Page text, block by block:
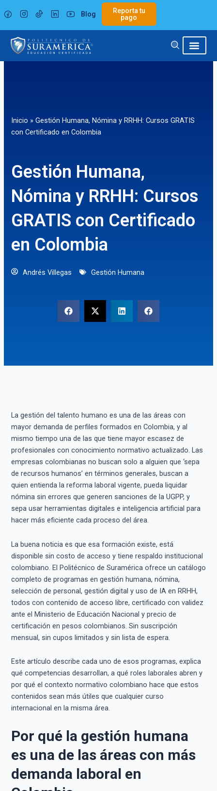
al
contenido
Blog
Reporta tu
pago
Inicio » Gestión Humana, Nómina y RRHH: Cursos GRATIS
con Certificado en Colombia
Gestión Humana,
Nómina y RRHH: Cursos
GRATIS con Certificado
en Colombia
Andrés Villegas Gestión Humana
La gestión del talento humano es una de las áreas con
mayor demanda de perfiles formados en Colombia, y al
mismo tiempo una de las que tiene mayor escasez de
profesionales con conocimiento normativo actualizado. Las
empresas colombianas no buscan solo a alguien que ‘sepa
de recursos humanos’ en términos generales, buscan a
quien entienda la reforma laboral vigente, pueda liquidar
nómina sin errores que generen sanciones de la UGPP, y
sepa usar herramientas digitales e inteligencia artificial para
hacer más eficiente cada proceso del área.
La buena noticia es que esa formación existe, está
disponible sin costo de acceso y tiene respaldo institucional
colombiano. El Politécnico de Suramérica ofrece un catálogo
completo de programas en gestión humana, nómina,
selección de personal, gestión digital y uso de IA en RRHH,
todos con contenido de acceso libre, certificado con validez
ante el Ministerio de Educación Nacional y precio de
certificación en pesos colombianos. Sin suscripción
mensual, sin cupos limitados y sin lista de espera.
Este artículo describe cada uno de esos programas, explica
qué competencias desarrollan, a qué roles laborales abren y
por qué el contexto normativo colombiano hace que estos
contenidos sean más útiles que cualquier curso
internacional en la misma área.
Por qué la gestión humana
es una de las áreas con más
demanda laboral en